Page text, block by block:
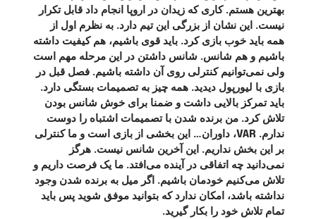
بهترین هستم. کاری که زیدان در اروپا انجام داد قابل تکرار
نیست. این نشان از بزرگی این تیم دارد. به نظرم اول از
همه باید خوب بازی کرد. باید قوی باشیم، هم کیفیت داشته
باشیم و هم شانس. شانس داشتن در این مرحله مهم است
ولی نمی‌توانیم کنترلی روی آن داشته باشیم. فصل قبل در
بازی با لیورپول دیدید. همه چیز به تصمیمات بستگی دارد.
باید تمرکز بالایی داشت و ضمنا برای خوش شانس بودن
تلاش کرد. من برنده شدن با تصمیمات اشتباه را دوست
ندارم. VAR، داوران… این بخشی از بازی است و ما کنترلی
بر این بخش نداریم. این آخرین شانس نیست. هرگز
نمی‌دانید چه اتفاقی در آینده می‌افتد. ما یک فرصت داریم و
تلاش می‌کنیم خودمان باشیم. اگر میل به برنده شدن وجود
نداشته باشد، امکان ندارد که بتوانید موفق شوید پس باید
تمام تلاش خود را بکار گیرید.